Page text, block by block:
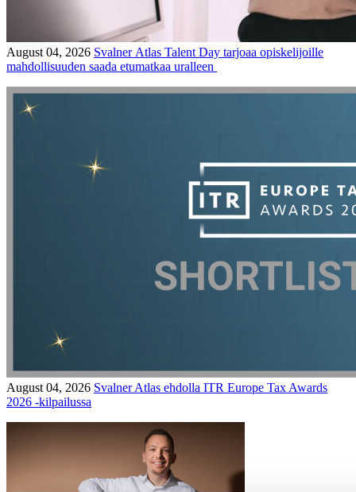
August 04, 2026 Svalner Atlas Talent Day tarjoaa opiskelijoille
mahdollisuuden saada etumatkaa uralleen
August 04, 2026 Svalner Atlas ehdolla ITR Europe Tax Awards
2026 -kilpailussa